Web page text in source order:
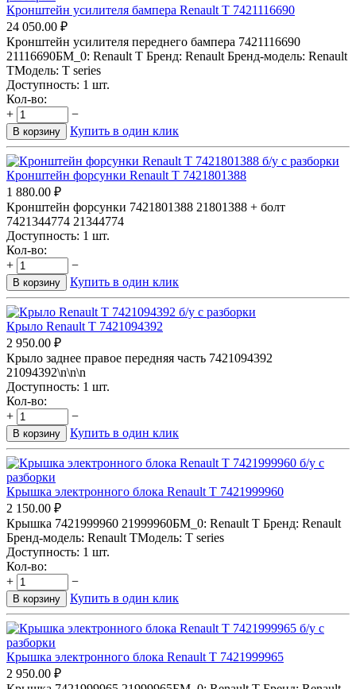
Кронштейн усилителя бампера Renault T 7421116690
24 050.00 ₽
Кронштейн усилителя переднего бампера 7421116690
21116690БМ_0: Renault T Бренд: Renault Бренд-модель: Renault
TМодель: T series
Доступность: 1 шт.
Кол-во:
+
−
В корзину Купить в один клик
Кронштейн форсунки Renault T 7421801388
1 880.00 ₽
Кронштейн форсунки 7421801388 21801388 + болт
7421344774 21344774
Доступность: 1 шт.
Кол-во:
+
−
В корзину Купить в один клик
Крыло Renault T 7421094392
2 950.00 ₽
Крыло заднее правое передняя часть 7421094392
21094392\n\n\n
Доступность: 1 шт.
Кол-во:
+
−
В корзину Купить в один клик
Крышка электронного блока Renault T 7421999960
2 150.00 ₽
Крышка 7421999960 21999960БМ_0: Renault T Бренд: Renault
Бренд-модель: Renault TМодель: T series
Доступность: 1 шт.
Кол-во:
+
−
В корзину Купить в один клик
Крышка электронного блока Renault T 7421999965
2 950.00 ₽